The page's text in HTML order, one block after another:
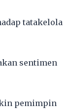
tatakelola
sentimen
pemimpin